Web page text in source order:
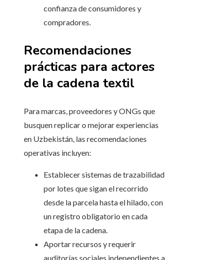
confianza de consumidores y
compradores.
Recomendaciones
prácticas para actores
de la cadena textil
Para marcas, proveedores y ONGs que
busquen replicar o mejorar experiencias
en Uzbekistán, las recomendaciones
operativas incluyen:
Establecer sistemas de trazabilidad
por lotes que sigan el recorrido
desde la parcela hasta el hilado, con
un registro obligatorio en cada
etapa de la cadena.
Aportar recursos y requerir
auditorías sociales independientes a